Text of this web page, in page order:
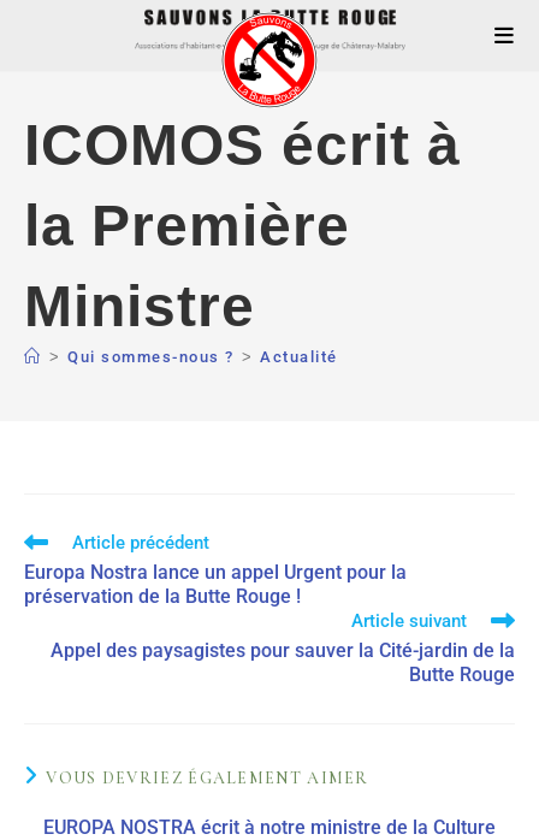
ICOMOS écrit à
la Première
Ministre
> Qui sommes-nous ? > Actualité
Article précédent
Europa Nostra lance un appel Urgent pour la
préservation de la Butte Rouge !
Article suivant
Appel des paysagistes pour sauver la Cité-jardin de la
Butte Rouge
VOUS DEVRIEZ ÉGALEMENT AIMER
EUROPA NOSTRA écrit à notre ministre de la Culture